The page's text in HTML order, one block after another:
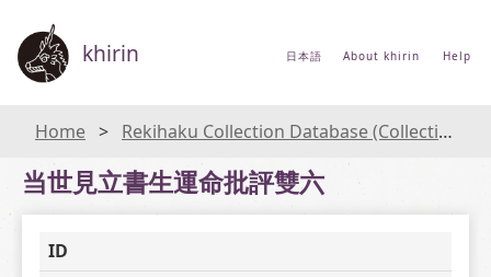
khirin 日本語 About khirin Help
Home Rekihaku Collection Database (Collections Database of the National Museum of Japanese History)
当世見立書生運命批評雙六
ID